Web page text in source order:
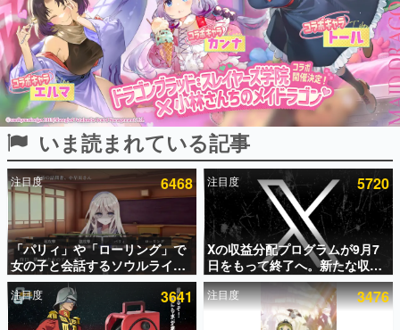
ピックアップ
電ファミのいま読まれている記事ランキング
アプリセール情報
インタビュー
連載・特集一覧
いま読まれている記事
注目度 6468
「パリィ」や「ローリング」で
女の子と会話するソウルライク
恋愛ゲーム『小早川さんはソウ
ルライク』無料公開。返事に失
敗すると「YOU DIED」
注目度 5720
Xの収益分配プログラムが9月7
日をもって終了へ。新たな収益
化制度「Original Content
Rewards Program」を発表
注目度 3641 注目度 3476